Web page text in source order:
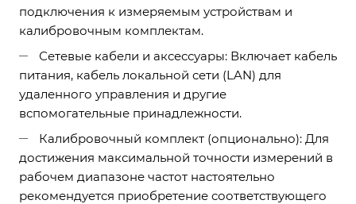
подключения к измеряемым устройствам и
калибровочным комплектам.
Сетевые кабели и аксессуары: Включает кабель
питания, кабель локальной сети (LAN) для
удаленного управления и другие
вспомогательные принадлежности.
Калибровочный комплект (опционально): Для
достижения максимальной точности измерений в
рабочем диапазоне частот настоятельно
рекомендуется приобретение соответствующего